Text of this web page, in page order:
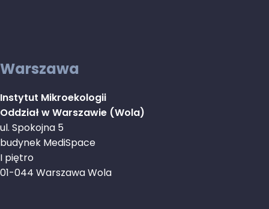
Warszawa
Instytut Mikroekologii
Oddział w Warszawie (Wola)
ul. Spokojna 5
budynek MediSpace
I piętro
01-044 Warszawa Wola